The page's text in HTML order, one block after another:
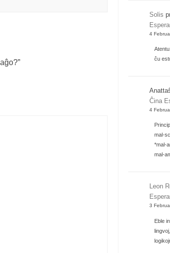
”
Solis
4
ĉu
Ĉina
4
mal-
*mal-
mal-
Leon
3
Eble